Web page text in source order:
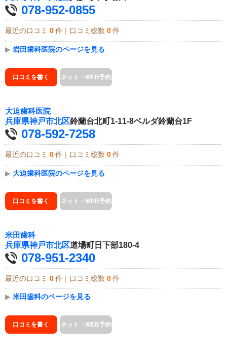
078-952-0855
最近の口コミ 0 件｜口コミ総数 0 件
▶ 岩田歯科医院のページを見る
口コミを書く ネット・WEB予約
大迫歯科医院
兵庫県神戸市北区鈴蘭台北町1-11-8ベルダ鈴蘭台1F
078-592-7258
最近の口コミ 0 件｜口コミ総数 0 件
▶ 大迫歯科医院のページを見る
口コミを書く ネット・WEB予約
米田歯科
兵庫県神戸市北区道場町日下部180-4
078-951-2340
最近の口コミ 0 件｜口コミ総数 0 件
▶ 米田歯科のページを見る
口コミを書く ネット・WEB予約